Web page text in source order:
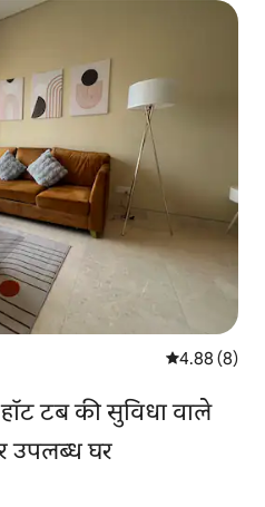
औसत रेटिंग 5 में
4.88 (8)
टब की सुविधा वाले
उपलब्ध घर